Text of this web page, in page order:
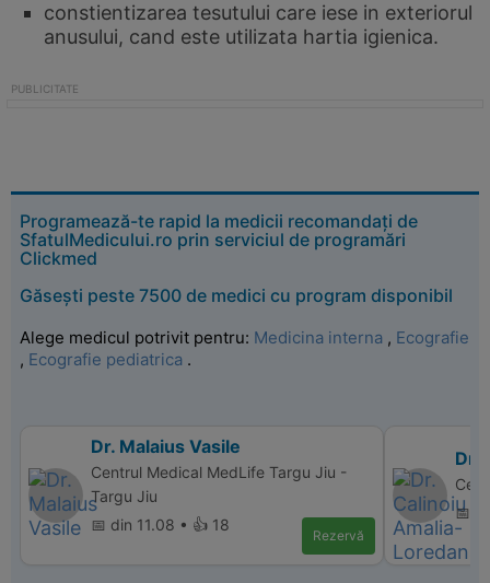
constientizarea tesutului care iese in exteriorul
anusului, cand este utilizata hartia igienica.
Programează-te rapid la medicii recomandați de
SfatulMedicului.ro prin serviciul de programări
Clickmed
Găsești peste 7500 de medici cu program disponibil
Alege medicul potrivit pentru: Medicina interna , Ecografie
, Ecografie pediatrica .
Dr. Malaius Vasile
Centrul Medical MedLife Targu Jiu -
Targu Jiu
📅 din 11.08 • 👍 18
Rezervă
Dr.
📅